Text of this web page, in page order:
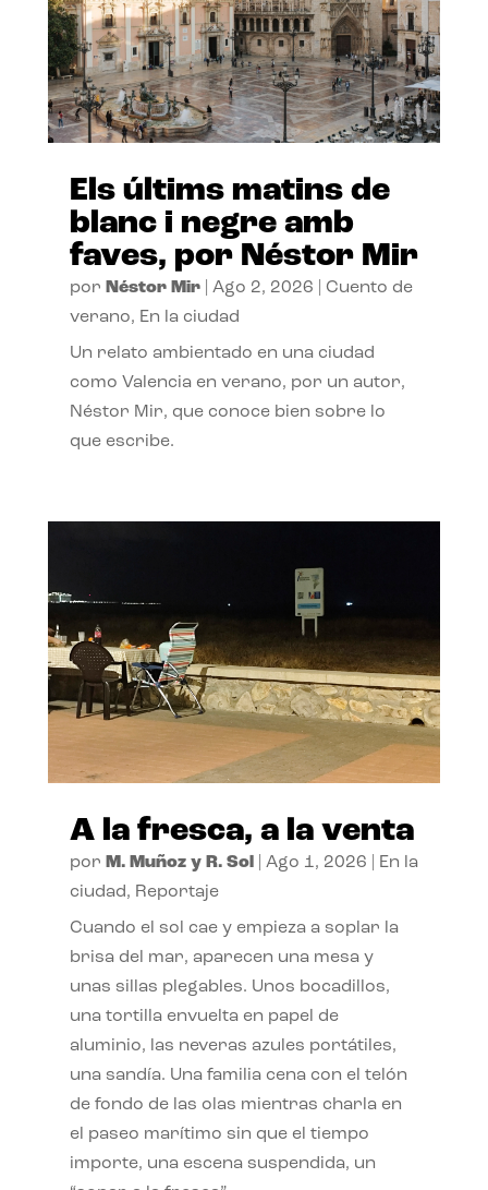
Els últims matins de
blanc i negre amb
faves, por Néstor Mir
por Néstor Mir| Ago 2, 2026
Cuento de
verano, En la ciudad
Un relato ambientado en una ciudad
como Valencia en verano, por un autor,
Néstor Mir, que conoce bien sobre lo
que escribe.
A la fresca, a la venta
por M. Muñoz y R. Sol| Ago 1, 2026
En la
ciudad, Reportaje
Cuando el sol cae y empieza a soplar la
brisa del mar, aparecen una mesa y
unas sillas plegables. Unos bocadillos,
una tortilla envuelta en papel de
aluminio, las neveras azules portátiles,
una sandía. Una familia cena con el telón
de fondo de las olas mientras charla en
el paseo marítimo sin que el tiempo
importe, una escena suspendida, un